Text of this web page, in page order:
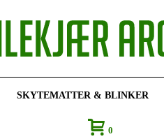
SKYTEMATTER & BLINKER
0